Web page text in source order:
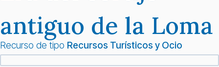
antiguo de la Loma
Recurso de tipo Recursos Turísticos y Ocio